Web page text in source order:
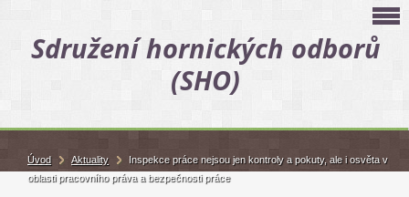
Sdružení hornických odborů
(SHO)
Úvod Aktuality
Inspekce práce nejsou jen kontroly a pokuty, ale i osvěta v
oblasti pracovního práva a bezpečnosti práce